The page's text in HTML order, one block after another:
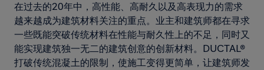
在过去的20年中，高性能、高耐久以及高表现力的需求
越来越成为建筑材料关注的重点。业主和建筑师都在寻求
一些既能突破传统材料在性能与耐久性上的不足，同时又
能实现建筑独一无二的建筑创意的创新材料。DUCTAL®
打破传统混凝土的限制，使施工变得更简单，让建筑师发